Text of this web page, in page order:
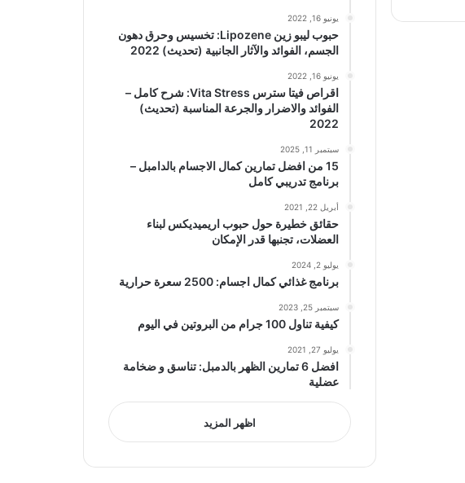
يونيو 16, 2022
حبوب ليبو زين Lipozene: تخسيس وحرق دهون
الجسم، الفوائد والآثار الجانبية (تحديث) 2022
يونيو 16, 2022
اقراص فيتا سترس Vita Stress: شرح كامل –
الفوائد والاضرار والجرعة المناسبة (تحديث)
2022
سبتمبر 11, 2025
15 من افضل تمارين كمال الاجسام بالدامبل –
برنامج تدريبي كامل
أبريل 22, 2021
حقائق خطيرة حول حبوب اريميديكس لبناء
العضلات، تجنبها قدر الإمكان
يوليو 2, 2024
برنامج غذائي كمال اجسام: 2500 سعرة حرارية
سبتمبر 25, 2023
كيفية تناول 100 جرام من البروتين في اليوم
يوليو 27, 2021
افضل 6 تمارين الظهر بالدمبل: تناسق و ضخامة
عضلية
اظهر المزيد